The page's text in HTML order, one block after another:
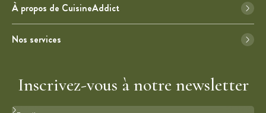
À propos de CuisineAddict
Nos services
Inscrivez-vous à notre newsletter